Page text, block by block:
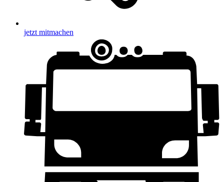
jetzt mitmachen